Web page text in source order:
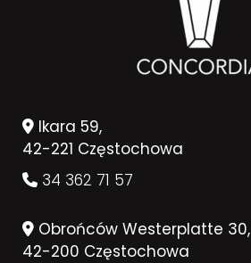
Ikara 59,
42-221 Częstochowa
34 362 71 57
Obrońców Westerplatte 30,
42-200 Częstochowa